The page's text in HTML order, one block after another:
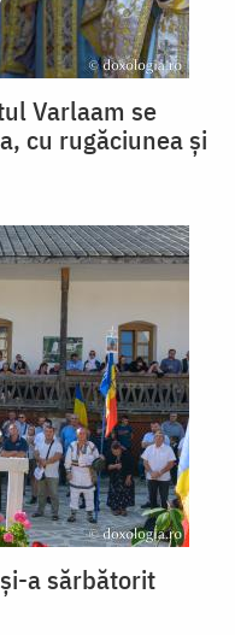
Varlaam se
cu rugăciunea și
a sărbătorit